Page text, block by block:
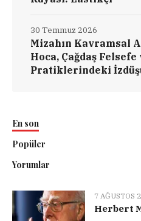
Mizahın Kavramsal
Hoca, Çağdaş
Pratiklerindeki
30 Temmuz 2026
En son
Popüler
Yorumlar
7 AĞUSTOS
Herbert